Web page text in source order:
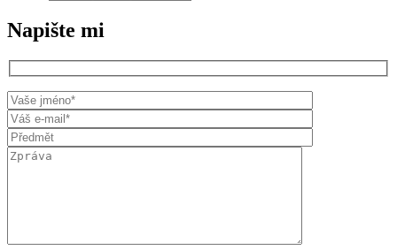
Napište mi